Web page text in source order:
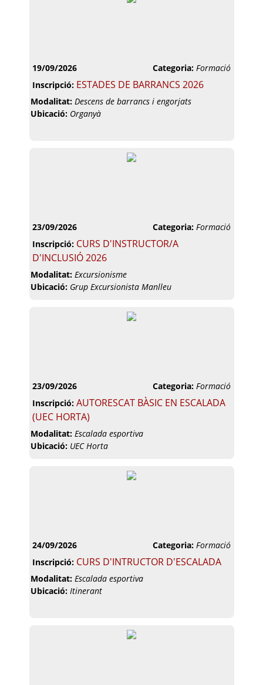
19/09/2026 Categoria: Formació
Inscripció: ESTADES DE BARRANCS 2026
Modalitat: Descens de barrancs i engorjats
Ubicació: Organyà
23/09/2026 Categoria: Formació
Inscripció: CURS D'INSTRUCTOR/A
D'INCLUSIÓ 2026
Modalitat: Excursionisme
Ubicació: Grup Excursionista Manlleu
23/09/2026 Categoria: Formació
Inscripció: AUTORESCAT BÀSIC EN ESCALADA
(UEC HORTA)
Modalitat: Escalada esportiva
Ubicació: UEC Horta
24/09/2026 Categoria: Formació
Inscripció: CURS D'INTRUCTOR D'ESCALADA
Modalitat: Escalada esportiva
Ubicació: Itinerant